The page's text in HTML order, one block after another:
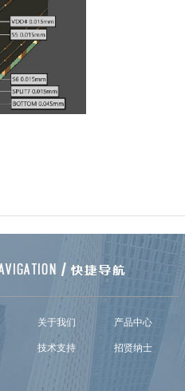
关于我们 产品中心
技术支持 招贤纳士